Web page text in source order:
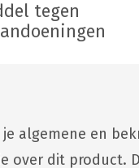
tegen
je algemene en
over dit product.